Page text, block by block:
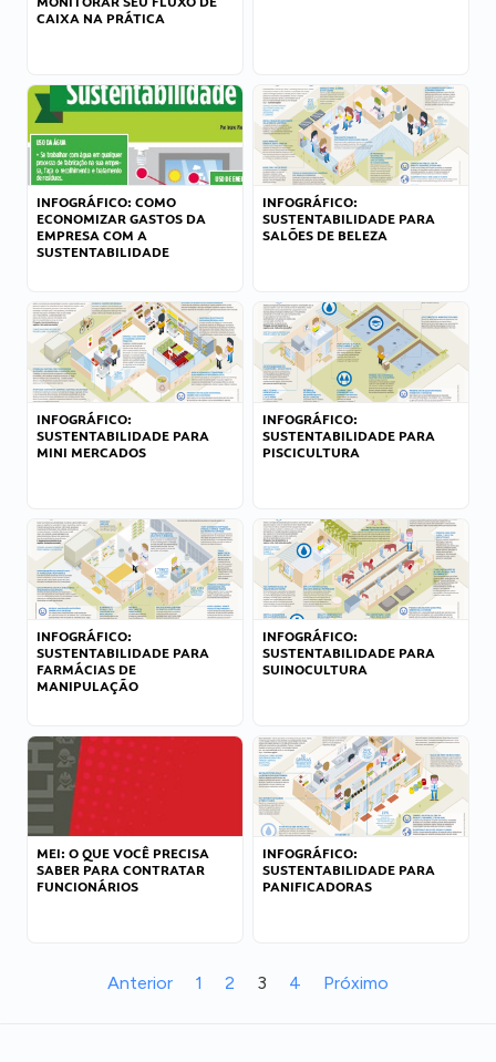
CAIXA NA PRÁTICA
INFOGRÁFICO: COMO
ECONOMIZAR GASTOS DA
EMPRESA COM A
SUSTENTABILIDADE
INFOGRÁFICO:
SUSTENTABILIDADE PARA
SALÕES DE BELEZA
INFOGRÁFICO:
SUSTENTABILIDADE PARA
MINI MERCADOS
INFOGRÁFICO:
SUSTENTABILIDADE PARA
PISCICULTURA
INFOGRÁFICO:
SUSTENTABILIDADE PARA
FARMÁCIAS DE
MANIPULAÇÃO
INFOGRÁFICO:
SUSTENTABILIDADE PARA
SUINOCULTURA
MEI: O QUE VOCÊ PRECISA
SABER PARA CONTRATAR
FUNCIONÁRIOS
INFOGRÁFICO:
SUSTENTABILIDADE PARA
PANIFICADORAS
Anterior 1 2 3 4 Próximo